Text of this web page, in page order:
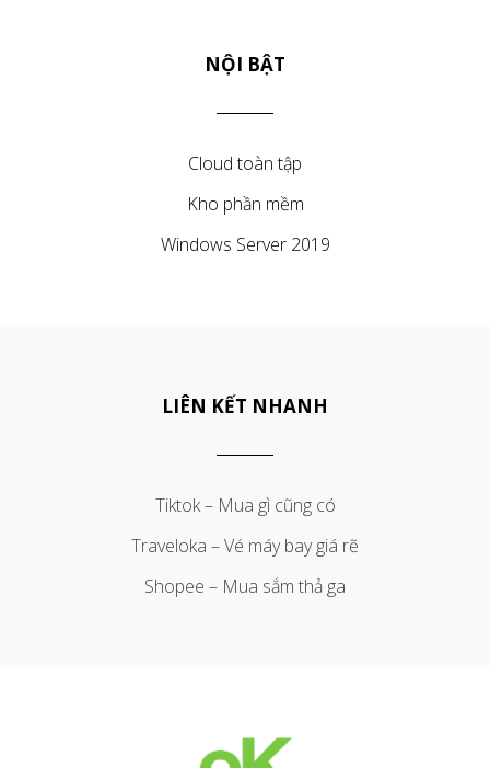
NỘI BẬT
Cloud toàn tập
Kho phần mềm
Windows Server 2019
LIÊN KẾT NHANH
Tiktok – Mua gì cũng có
Traveloka – Vé máy bay giá rẽ
Shopee – Mua sắm thả ga